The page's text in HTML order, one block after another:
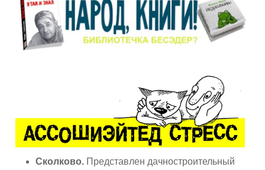
Сколково. Представлен дачностроительный